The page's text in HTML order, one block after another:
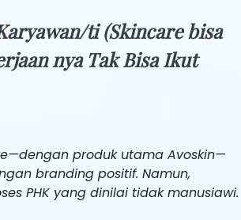
ti (Skincare bisa
nya Tak Bisa Ikut
produk utama Avoskin—
branding positif. Namun,
PHK yang dinilai tidak manusiawi.